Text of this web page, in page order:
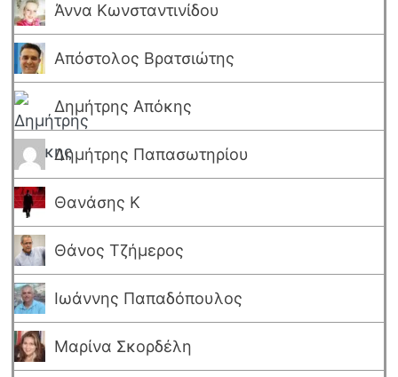
Άννα Κωνσταντινίδου
Απόστολος Βρατσιώτης
Δημήτρης Απόκης
Δημήτρης Παπασωτηρίου
Θανάσης Κ
Θάνος Τζήμερος
Ιωάννης Παπαδόπουλος
Μαρίνα Σκορδέλη